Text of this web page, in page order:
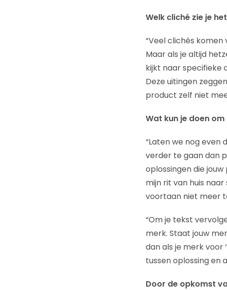
Welk cliché zie je
“Veel clichés
Maar als je altijd
kijkt naar specifieke
Deze uitingen
product zelf niet
Wat kun je doen
“Laten we nog even
verder te gaan dan
oplossingen die
mijn rit van huis
voortaan niet meer
“Om je tekst
merk. Staat jouw
dan als je merk voor
tussen oplossing en
Door de opkomst